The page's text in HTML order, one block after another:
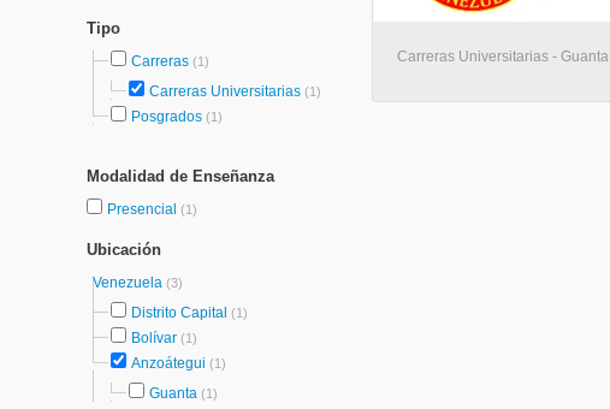
Tipo
Carreras (1)
Carreras Universitarias (1)
Posgrados (1)
Modalidad de Enseñanza
Presencial (1)
Ubicación
Venezuela (3)
Distrito Capital (1)
Bolívar (1)
Anzoátegui (1)
Guanta (1)
Carreras Universitarias - Guanta